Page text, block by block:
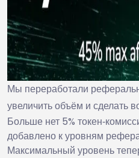
Мы переработали
увеличить объём и сделать
Больше нет 5%
добавлено к уровням
Максимальный уровень